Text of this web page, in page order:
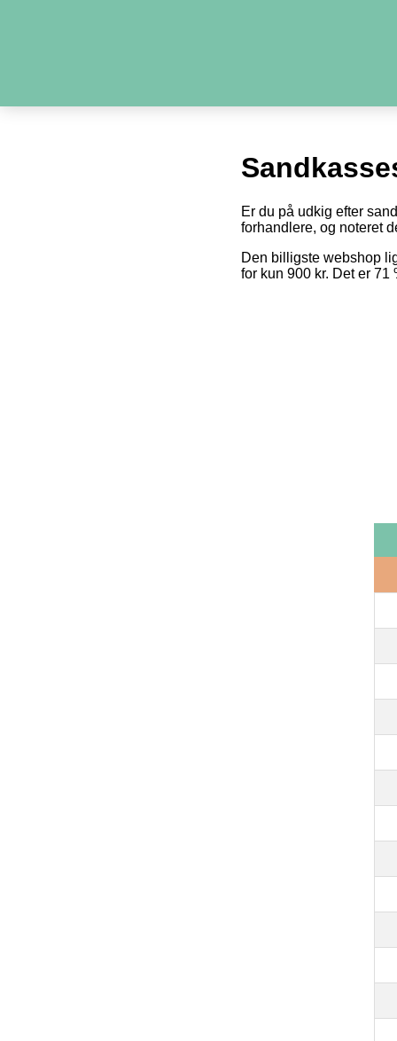
Er du på udkig efter
forhandlere, og noteret
Den billigste webshop
for kun 900 kr. Det er